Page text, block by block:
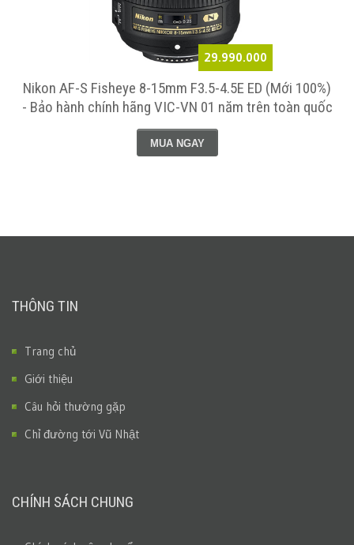
29.990.000
Nikon AF-S Fisheye 8-15mm F3.5-4.5E ED (Mới 100%)
- Bảo hành chính hãng VIC-VN 01 năm trên toàn quốc
MUA NGAY
THÔNG TIN
Trang chủ
Giới thiệu
Câu hỏi thường gặp
Chỉ đường tới Vũ Nhật
CHÍNH SÁCH CHUNG